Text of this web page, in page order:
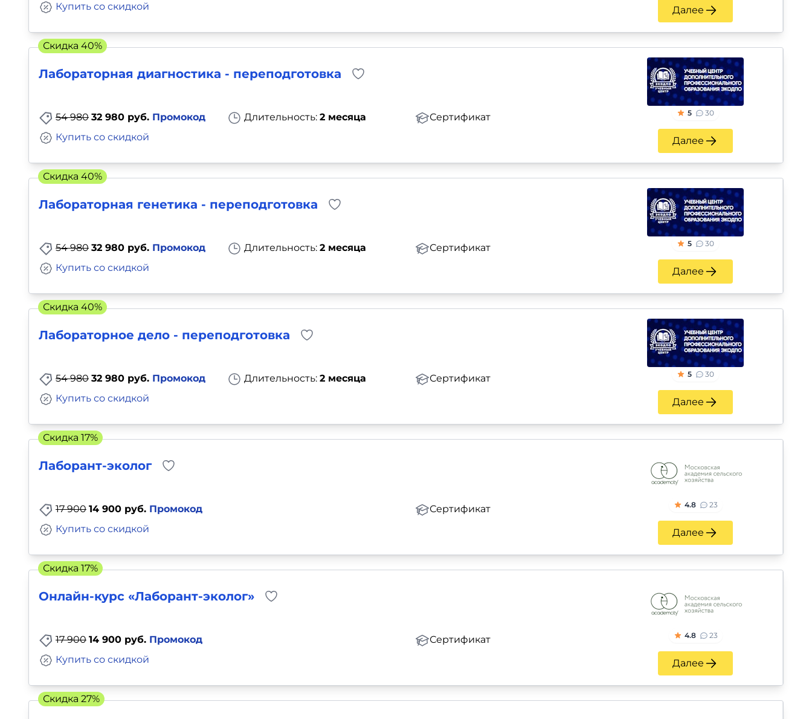
Купить со скидкой
Далее
Лабораторная диагностика - переподготовка
54 980 32 980 руб. Промокод Длительность: 2 месяца
Сертификат
Купить со скидкой
5 30
Далее
Скидка 40%
Лабораторная генетика - переподготовка
54 980 32 980 руб. Промокод Длительность: 2 месяца
Сертификат
Купить со скидкой
5 30
Далее
Скидка 40%
Лабораторное дело - переподготовка
54 980 32 980 руб. Промокод Длительность: 2 месяца
Сертификат
Купить со скидкой
5 30
Далее
Скидка 40%
Лаборант-эколог
17 900 14 900 руб. Промокод
Сертификат
Купить со скидкой
4.8 23
Далее
Скидка 17%
Онлайн-курс «Лаборант-эколог»
17 900 14 900 руб. Промокод
Сертификат
Купить со скидкой
4.8 23
Далее
Скидка 17%
Скидка 27%